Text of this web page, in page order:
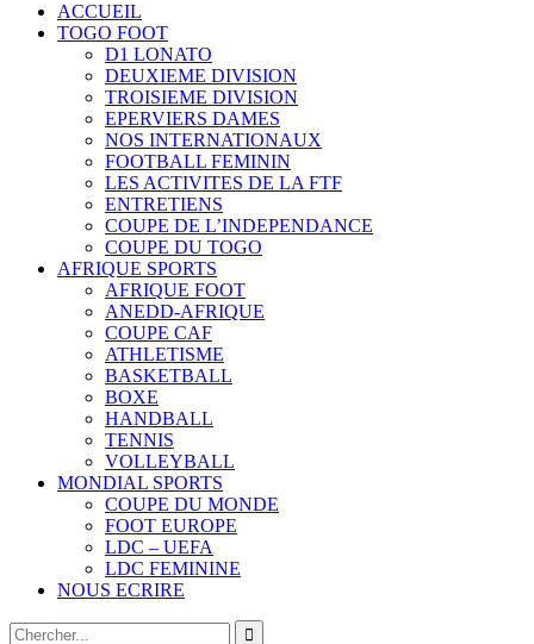
ACCUEIL
TOGO FOOT
D1 LONATO
DEUXIEME DIVISION
TROISIEME DIVISION
EPERVIERS DAMES
NOS INTERNATIONAUX
FOOTBALL FEMININ
LES ACTIVITES DE LA FTF
ENTRETIENS
COUPE DE L’INDEPENDANCE
COUPE DU TOGO
AFRIQUE SPORTS
AFRIQUE FOOT
ANEDD-AFRIQUE
COUPE CAF
ATHLETISME
BASKETBALL
BOXE
HANDBALL
TENNIS
VOLLEYBALL
MONDIAL SPORTS
COUPE DU MONDE
FOOT EUROPE
LDC – UEFA
LDC FEMININE
NOUS ECRIRE